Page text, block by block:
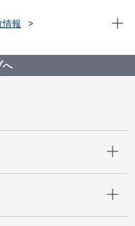
情報
みなとの賑わいづくり
現在
へ